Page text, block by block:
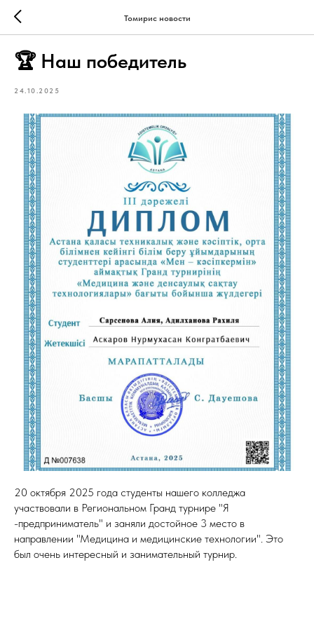
Томирис новости
🏆 Наш победитель
24.10.2025
20 октября 2025 года студенты нашего колледжа
участвовали в Региональном Гранд турнире "Я
-предприниматель" и заняли достойное 3 место в
направлении "Медицина и медицинские технологии". Это
был очень интересный и занимательный турнир.